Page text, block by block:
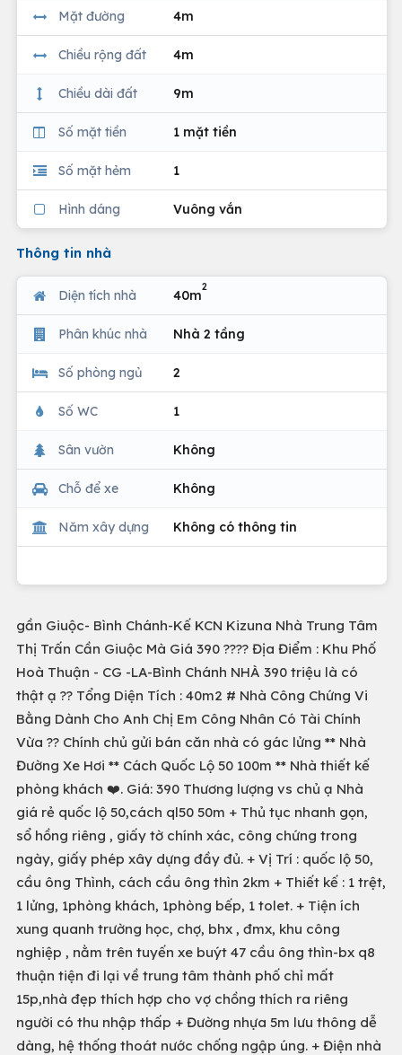
Mặt đường 4m
Chiều rộng đất 4m
Chiều dài đất 9m
Số mặt tiền 1 mặt tiền
Số mặt hẻm 1
Hình dáng Vuông vắn
Thông tin nhà
Diện tích nhà 40m
2
Phân khúc nhà Nhà 2 tầng
Số phòng ngủ 2
Số WC 1
Sân vườn Không
Chỗ để xe Không
Năm xây dựng Không có thông tin
gần Giuộc- Bình Chánh-Kế KCN Kizuna Nhà Trung Tâm
Thị Trấn Cần Giuộc Mà Giá 390 ???? Địa Điểm : Khu Phố
Hoà Thuận - CG -LA-Bình Chánh NHÀ 390 triệu là có
thật ạ ?? Tổng Diện Tích : 40m2 # Nhà Công Chứng Vi
Bằng Dành Cho Anh Chị Em Công Nhân Có Tài Chính
Vừa ?? Chính chủ gửi bán căn nhà có gác lửng ** Nhà
Đường Xe Hơi ** Cách Quốc Lộ 50 100m ** Nhà thiết kế
phòng khách ❤️. Giá: 390 Thương lượng vs chủ ạ Nhà
giá rẻ quốc lộ 50,cách ql50 50m + Thủ tục nhanh gọn,
sổ hồng riêng , giấy tờ chính xác, công chứng trong
ngày, giấy phép xây dựng đầy đủ. + Vị Trí : quốc lộ 50,
cầu ông Thình, cách cầu ông thìn 2km + Thiết kế : 1 trệt,
1 lửng, 1phòng khách, 1phòng bếp, 1 tolet. + Tiện ích
xung quanh trường học, chợ, bhx , đmx, khu công
nghiệp , nằm trên tuyến xe buýt 47 cầu ông thìn-bx q8
thuận tiện đi lại về trung tâm thành phố chỉ mất
15p,nhà đẹp thích hợp cho vợ chồng thích ra riêng
người có thu nhập thấp + Đường nhựa 5m lưu thông dễ
dàng, hệ thống thoát nước chống ngập úng. + Điện nhà